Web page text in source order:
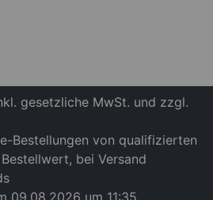
gesetzliche MwSt. und zzgl.
Bestellungen von qualifizierten
bei Versand